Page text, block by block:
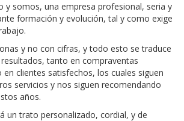
y somos, una empresa profesional, seria y
formación y evolución, tal y como exige
y no con cifras, y todo esto se traduce
tanto en compraventas
clientes satisfechos, los cuales siguen
servicios y nos siguen recomendando
años.
un trato personalizado, cordial, y de